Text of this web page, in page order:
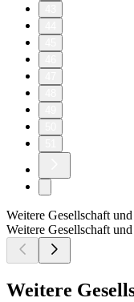
Weitere Gesellschaft
Weitere Gesellschaft
Weitere